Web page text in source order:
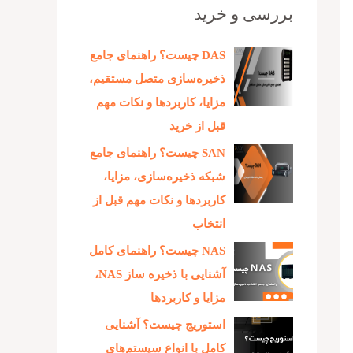
بررسی و خرید
DAS چیست؟ راهنمای جامع
ذخیره‌سازی متصل مستقیم،
مزایا، کاربردها و نکات مهم
قبل از خرید
SAN چیست؟ راهنمای جامع
شبکه ذخیره‌سازی، مزایا،
کاربردها و نکات مهم قبل از
انتخاب
NAS چیست؟ راهنمای کامل
آشنایی با ذخیره‌ ساز NAS،
مزایا و کاربردها
استوریج چیست؟ آشنایی
کامل با انواع سیستم‌های